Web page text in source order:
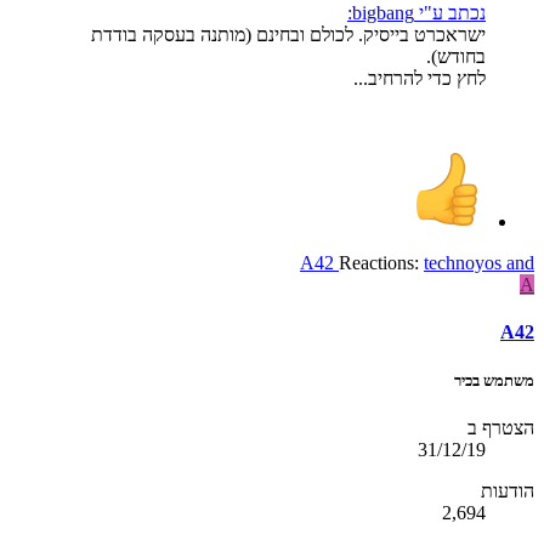
נכתב ע"י bigbang:
ישראכרט בייסיק. לכולם ובחינם (מותנה בעסקה בודדת
בחודש).
לחץ כדי להרחיב...
Reactions: technoyos and
A42
A
A42
משתמש בכיר
הצטרף ב
31/12/19
הודעות
2,694